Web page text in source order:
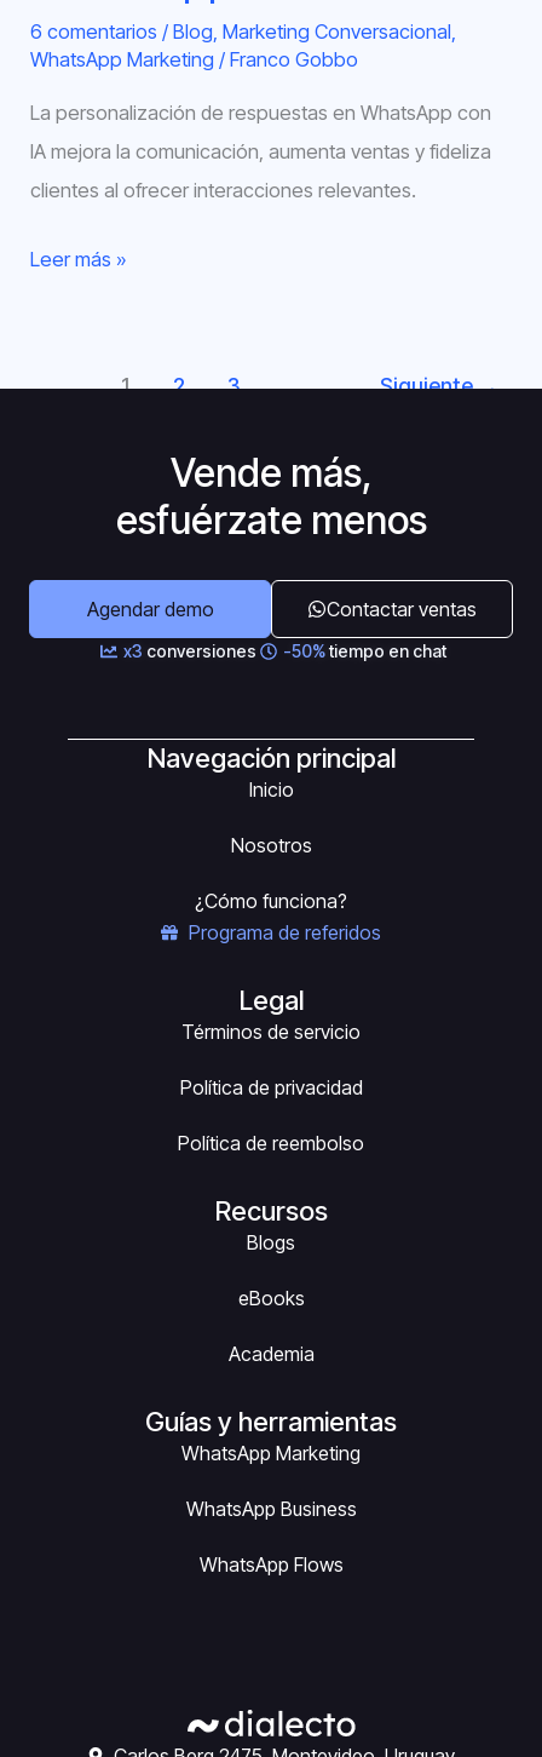
6 comentarios /Blog ,Marketing Conversacional
WhatsApp Marketing /Franco Gobbo
La personalización de respuestas en WhatsApp con
IA mejora la comunicación, aumenta ventas y fideliza
clientes al ofrecer interacciones relevantes.
Leer más »
1 2 3 Siguiente→
Vende más,
esfuérzate menos
Agendar demo Contactar ventas
x3 conversiones -50%tiempo en chat
Navegación principal
Inicio
Nosotros
¿Cómo funciona?
Programa de referidos
Legal
Términos de servicio
Política de privacidad
Política de reembolso
Recursos
Blogs
eBooks
Academia
Guías y herramientas
WhatsApp Marketing
WhatsApp Business
WhatsApp Flows